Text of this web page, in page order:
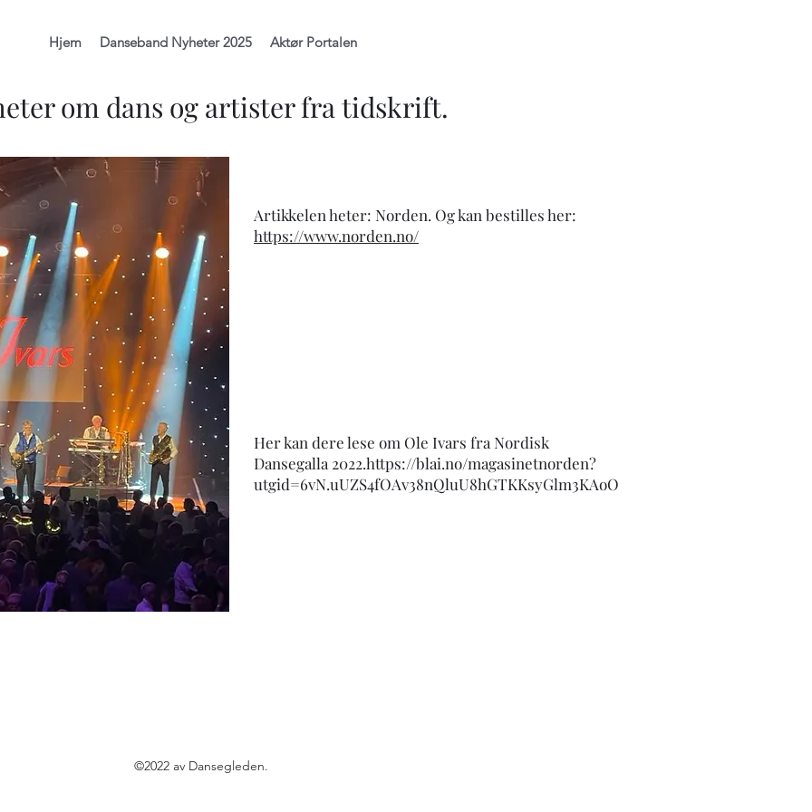
Hjem Danseband Nyheter 2025 Aktør Portalen
om dans og artister fra tidskrift.
Artikkelen heter: Norden. Og kan bestilles her:
https://www.norden.no/
Her kan dere lese om Ole Ivars fra Nordisk
Dansegalla 2022.https://blai.no/magasinetnorden?
utgid=6vN.uUZS4fOAv38nQluU8hGTKKsyGlm3KAoO
©2022 av Dansegleden.